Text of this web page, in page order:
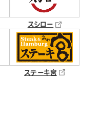
スシロー
ステーキ宮